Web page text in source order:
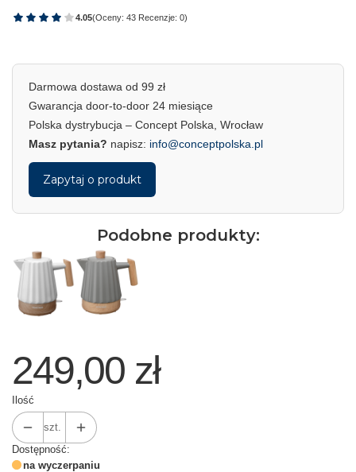
4.05(Oceny: 43 Recenzje: 0)
Darmowa dostawa od 99 zł
Gwarancja door-to-door 24 miesiące
Polska dystrybucja – Concept Polska, Wrocław
Masz pytania? napisz: info@conceptpolska.pl
Zapytaj o produkt
Podobne produkty:
249,00 zł
Ilość
szt.
Dostępność:
na wyczerpaniu